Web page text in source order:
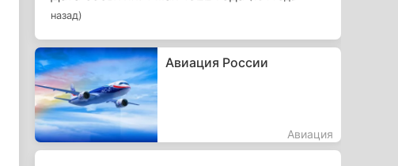
назад)
Авиация России
Авиация